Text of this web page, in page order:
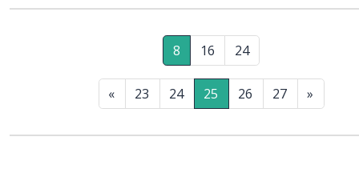
8 16 24
« 23 24 25 26 27 »